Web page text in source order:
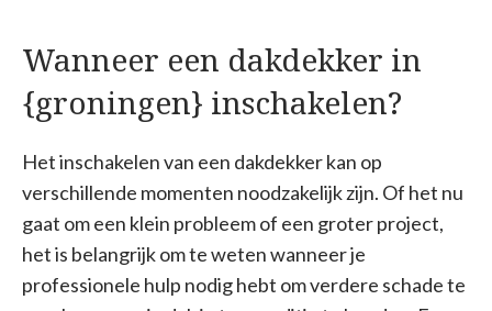
Wanneer een dakdekker in
{groningen} inschakelen?
Het inschakelen van een dakdekker kan op
verschillende momenten noodzakelijk zijn. Of het nu
gaat om een klein probleem of een groter project,
het is belangrijk om te weten wanneer je
professionele hulp nodig hebt om verdere schade te